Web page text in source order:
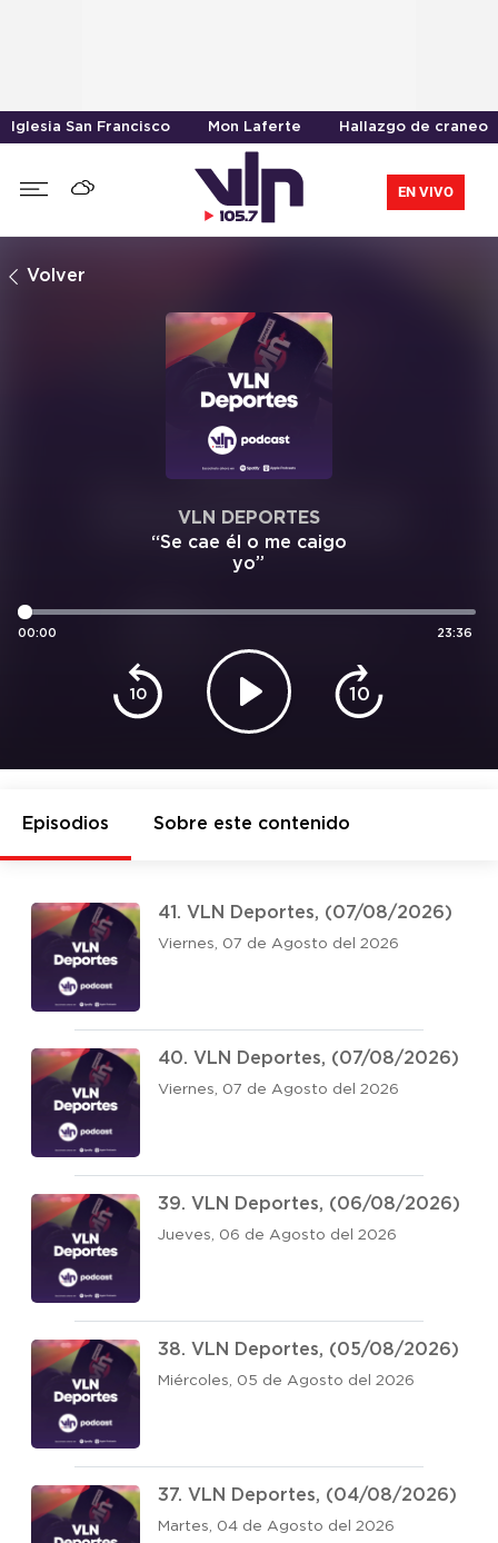
Iglesia San Francisco Mon Laferte Hallazgo de craneo
EN VIVO
Volver
VLN DEPORTES
“Se cae él o me caigo
yo”
00:00 23:36
10 10
Episodios Sobre este contenido
41. VLN Deportes, (07/08/2026)
Viernes, 07 de Agosto del 2026
40. VLN Deportes, (07/08/2026)
Viernes, 07 de Agosto del 2026
39. VLN Deportes, (06/08/2026)
Jueves, 06 de Agosto del 2026
38. VLN Deportes, (05/08/2026)
Miércoles, 05 de Agosto del 2026
37. VLN Deportes, (04/08/2026)
Martes, 04 de Agosto del 2026